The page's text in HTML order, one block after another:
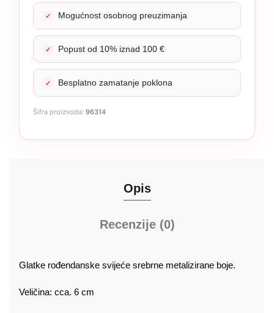
Mogućnost osobnog preuzimanja
Popust od 10% iznad 100 €
Besplatno zamatanje poklona
Šifra proizvoda: 96314
Opis
Recenzije (0)
Glatke rođendanske svijeće srebrne metalizirane boje.
Veličina: cca. 6 cm